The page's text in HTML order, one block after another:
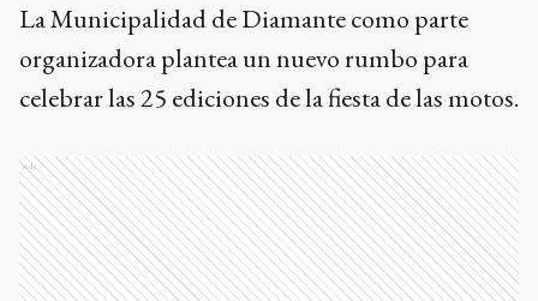
La Municipalidad de Diamante como parte
organizadora plantea un nuevo rumbo para
celebrar las 25 ediciones de la fiesta de las motos.
Ads